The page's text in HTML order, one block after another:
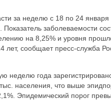
за неделю с 18 по 24 января
заболеваемости
на 8,25% и уровня
лет, сообщает пресс-служба
неделю года
населения, что выше
Эпидемический порог